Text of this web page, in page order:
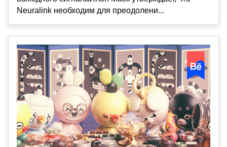
Neuralink необходим для преодолени...